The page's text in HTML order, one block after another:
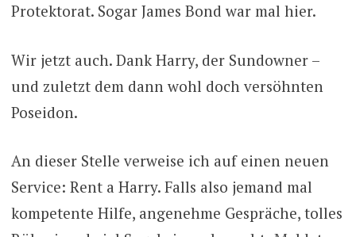
Protektorat. Sogar James Bond war mal hier.
Wir jetzt auch. Dank Harry, der Sundowner –
und zuletzt dem dann wohl doch versöhnten
Poseidon.
An dieser Stelle verweise ich auf einen neuen
Service: Rent a Harry. Falls also jemand mal
kompetente Hilfe, angenehme Gespräche, tolles